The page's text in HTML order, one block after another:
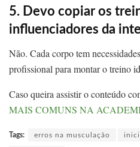
5. Devo copiar os
influenciadores da
Não. Cada corpo tem
profissional para montar o treino
Caso queira assistir o conteúdo
MAIS COMUNS NA
Tags: erros na musculação